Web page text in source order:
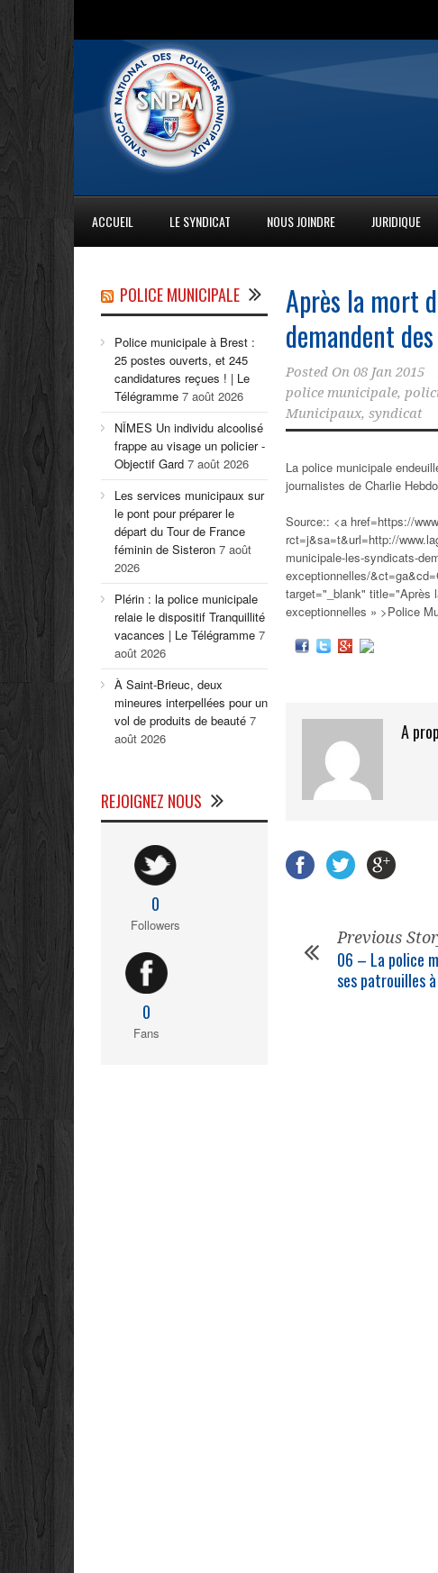
ACCUEIL LE SYNDICAT NOUS JOINDRE JURIDIQUE
Après la mort
demandent
Posted On 08 Jan 2015
police municipale,
Municipaux, syndicat
La police municipale
journalistes de Charlie
Source:: <a href=https://
rct=j&sa=t&url=http://
municipale-les-syndicats-
exceptionnelles/
target="_blank" title="Après
exceptionnelles » >Police
A
Previous
06 – La police
ses patrouilles
POLICE MUNICIPALE
Police municipale à Brest :
25 postes ouverts, et 245
candidatures reçues ! | Le
Télégramme 7 août 2026
NÎMES Un individu alcoolisé
frappe au visage un policier -
Objectif Gard 7 août 2026
Les services municipaux sur
le pont pour préparer le
départ du Tour de France
féminin de Sisteron 7 août
2026
Plérin : la police municipale
relaie le dispositif Tranquillité
vacances | Le Télégramme 7
août 2026
À Saint-Brieuc, deux
mineures interpellées pour un
vol de produits de beauté 7
août 2026
REJOIGNEZ NOUS
0
Followers
0
Fans